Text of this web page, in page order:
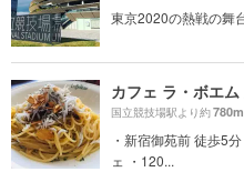
東京2020の熱戦の舞
カフェ ラ・ボエ
国立競技場駅より約780m
・新宿御苑前 徒歩5
ェ ・120...